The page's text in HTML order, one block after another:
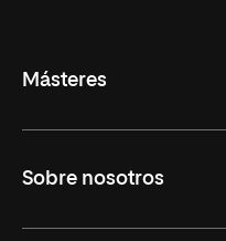
Másteres
Derecho
Sobre nosotros